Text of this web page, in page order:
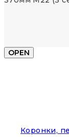
OPEN
Коронки,